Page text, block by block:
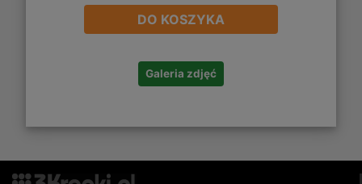
DO KOSZYKA
Galeria zdjęć